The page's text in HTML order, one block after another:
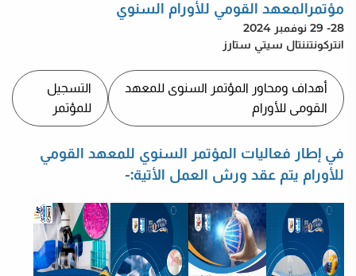
مؤتمرالمعهد القومي للأورام السنوي
28- 29 نوفمبر 2024
انتركونتننتال سيتي ستارز
أهداف ومحاور المؤتمر السنوى للمعهد
القومى للأورام
التسجيل
للمؤتمر
في إطار فعاليات المؤتمر السنوي للمعهد القومي
للأورام يتم عقد ورش العمل الأتية:-